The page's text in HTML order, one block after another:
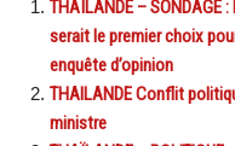
THAÏLANDE – SONDAGE
serait le premier choix
enquête d’opinion
THAILANDE Conflit
ministre